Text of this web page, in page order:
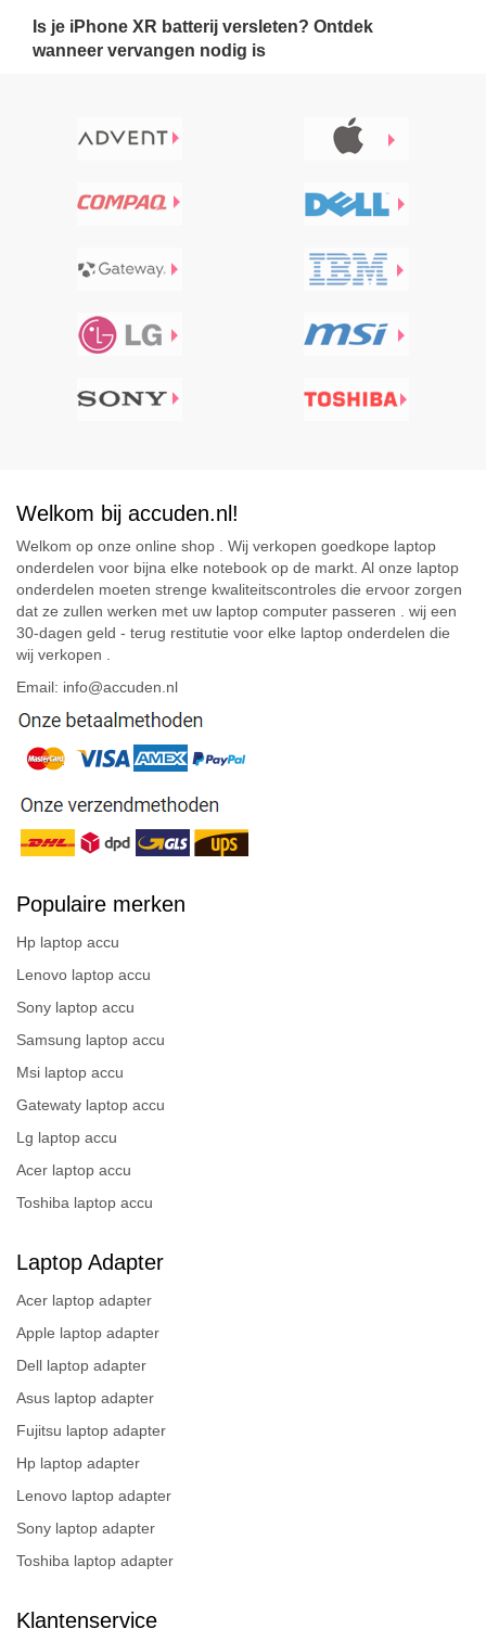
Is je iPhone XR batterij versleten? Ontdek
wanneer vervangen nodig is
Welkom bij accuden.nl!
Welkom op onze online shop . Wij verkopen goedkope laptop
onderdelen voor bijna elke notebook op de markt. Al onze laptop
onderdelen moeten strenge kwaliteitscontroles die ervoor zorgen
dat ze zullen werken met uw laptop computer passeren . wij een
30-dagen geld - terug restitutie voor elke laptop onderdelen die
wij verkopen .
Email: info@accuden.nl
Populaire merken
Hp laptop accu
Lenovo laptop accu
Sony laptop accu
Samsung laptop accu
Msi laptop accu
Gatewaty laptop accu
Lg laptop accu
Acer laptop accu
Toshiba laptop accu
Laptop Adapter
Acer laptop adapter
Apple laptop adapter
Dell laptop adapter
Asus laptop adapter
Fujitsu laptop adapter
Hp laptop adapter
Lenovo laptop adapter
Sony laptop adapter
Toshiba laptop adapter
Klantenservice